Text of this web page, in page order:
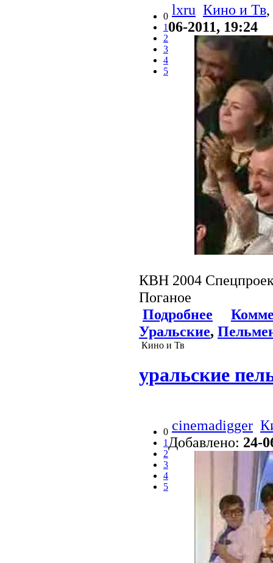
0
1
2
3
4
5
lxru Кино и Тв
06-2011, 19:24
КВН 2004
Поганое
Подробнее
Уральские,
Кино и Тв
уральские
0
1
2
3
4
5
cinemadigger
Добавлено: 24-